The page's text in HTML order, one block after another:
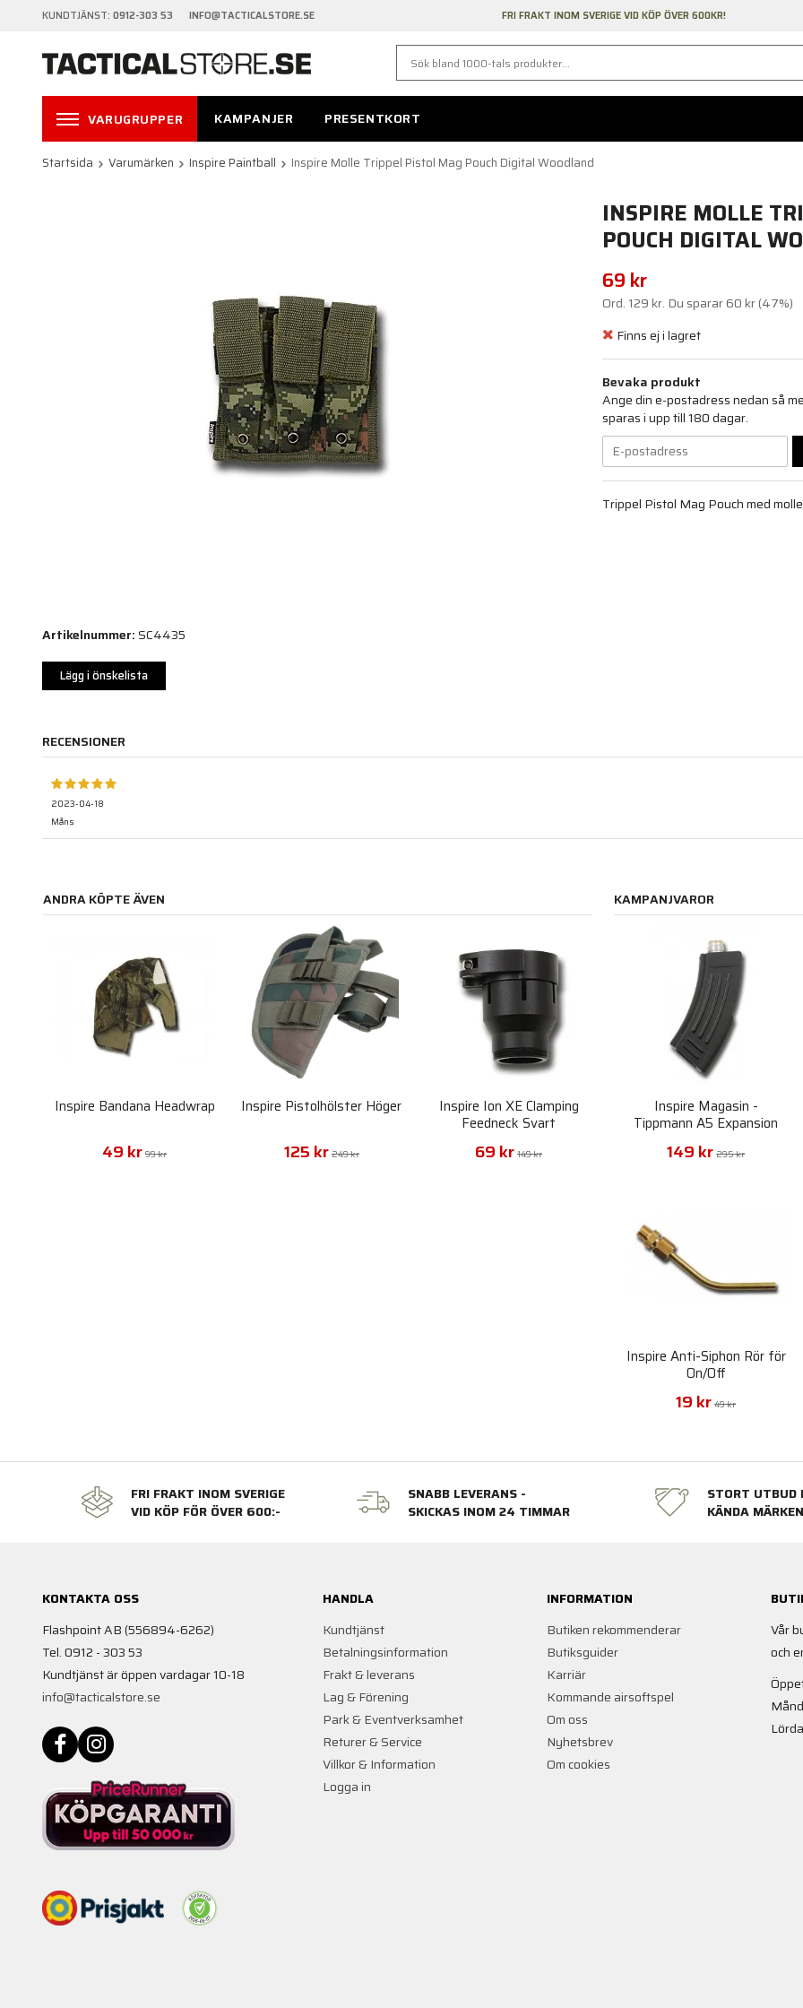
KUNDTJÄNST: 0912-303 53 INFO@TACTICALSTORE.SE FRI FRAKT INOM SVERIGE VID KÖP ÖVER 600KR!
VARUGRUPPER KAMPANJER PRESENTKORT
Startsida Varumärken Inspire Paintball Inspire Molle Trippel Pistol Mag Pouch Digital Woodland
INSPIRE MOLLE
POUCH DIGITAL
69 kr
Ord. 129 kr. Du sparar60 kr(47%)
Finns ej i lagret
Bevaka produkt
Ange din e-postadress nedan så
sparas i upp till 180 dagar.
Trippel Pistol Mag Pouch med
Artikelnummer:SC4435
Lägg i önskelista
RECENSIONER
2023-04-18
Måns
ANDRA KÖPTE ÄVEN
Inspire Bandana Headwrap
49 kr 99 kr
Inspire Pistolhölster Höger
125 kr 249 kr
Inspire Ion XE Clamping
Feedneck Svart
69 kr 149 kr
KAMPANJVAROR
Inspire Magasin -
Tippmann A5 Expansion
Chamber AK
149 kr 295 kr
Inspire Anti-Siphon Rör för
On/Off
19 kr 49 kr
FRI FRAKT INOM SVERIGE
VID KÖP FÖR ÖVER 600:-
SNABB LEVERANS -
SKICKAS INOM 24 TIMMAR
STORT UTBUD
KÄNDA MÄRKEN
KONTAKTA OSS
Flashpoint AB (556894-6262)
Tel. 0912 - 303 53
Kundtjänst är öppen vardagar 10-18
info@tacticalstore.se
HANDLA
Kundtjänst
Betalningsinformation
Frakt & leverans
Lag & Förening
Park & Eventverksamhet
Returer & Service
Villkor & Information
Logga in
INFORMATION
Butiken rekommenderar
Butiksguider
Karriär
Kommande airsoftspel
Om oss
Nyhetsbrev
Om cookies
Vår
och